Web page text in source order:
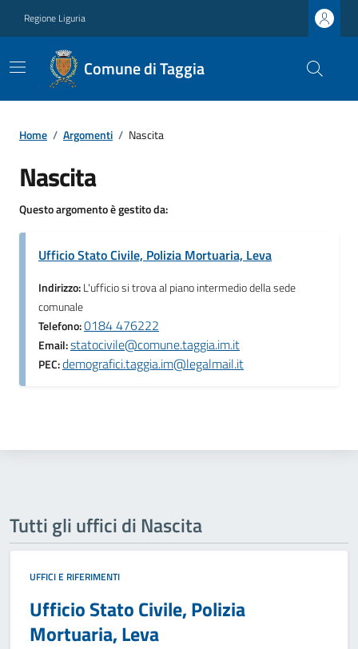
Regione Liguria
Comune di Taggia
Home / Argomenti / Nascita
Nascita
Questo argomento è gestito da:
Ufficio Stato Civile, Polizia Mortuaria, Leva
Indirizzo:L'ufficio si trova al piano intermedio della sede
comunale
Telefono:0184 476222
Email:statocivile@comune.taggia.im.it
PEC:demografici.taggia.im@legalmail.it
Tutti gli uffici di Nascita
UFFICI E RIFERIMENTI
Ufficio Stato Civile, Polizia
Mortuaria, Leva